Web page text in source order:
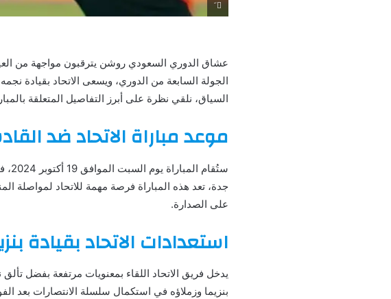
َ
عشاق الدوري السعودي روشن يترقبون مواجهة من
الجولة السابعة من الدوري، ويسعى الاتحاد بقيادة
السياق، نلقي نظرة على أبرز التفاصيل المتعلقة
موعد مباراة الاتحاد ضد
جدة، تعد هذه المباراة فرصة مهمة للاتحاد لمواصلة
على الصدارة.
استعدادات الاتحاد بقيادة
يدخل فريق الاتحاد اللقاء بمعنويات مرتفعة بفضل
بنزيما وزملاؤه في استكمال سلسلة الانتصارات بعد